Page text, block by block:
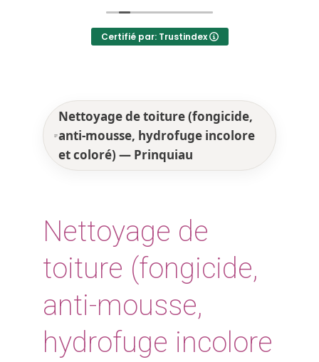
Certifié par: Trustindex
Nettoyage de toiture (fongicide,
anti-mousse, hydrofuge incolore
et coloré) — Prinquiau
Nettoyage de
toiture (fongicide,
anti-mousse,
hydrofuge incolore